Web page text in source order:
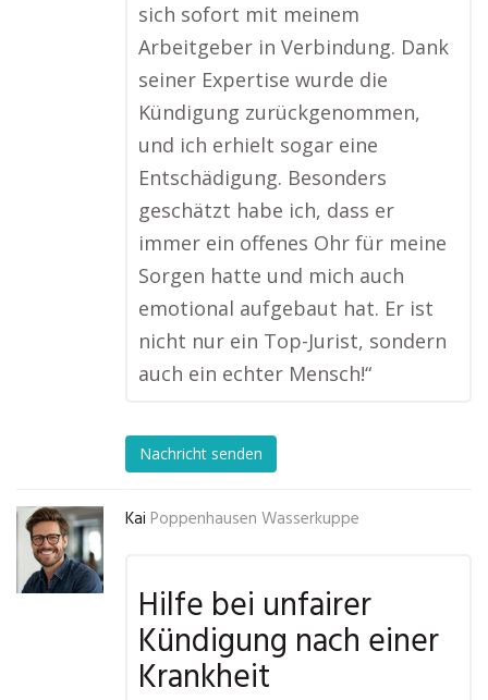
sich sofort mit meinem
Arbeitgeber in Verbindung. Dank
seiner Expertise wurde die
Kündigung zurückgenommen,
und ich erhielt sogar eine
Entschädigung. Besonders
geschätzt habe ich, dass er
immer ein offenes Ohr für meine
Sorgen hatte und mich auch
emotional aufgebaut hat. Er ist
nicht nur ein Top-Jurist, sondern
auch ein echter Mensch!“
Nachricht senden
Kai Poppenhausen Wasserkuppe
Hilfe bei unfairer
Kündigung nach einer
Krankheit